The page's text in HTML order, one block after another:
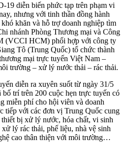
diễn biến phức tạp trên phạm vi
nhưng với tinh thần đồng hành
khăn và hỗ trợ doanh nghiệp tìm
nhánh Phòng Thương mại và Công
(VCCI HCM) phối hợp với công ty
Tô (Trung Quốc) tổ chức thành
mại trực tuyến Việt Nam –
trường – xử lý nước thải – rác thải.
diễn ra xuyên suốt từ ngày 31/5
trí trên 200 cuộc hẹn trực tuyến có
miễn phí cho hội viên và doanh
tiếp với các đơn vị Trung Quốc cung
thiết bị xử lý nước, hóa chất, vi sinh
lý rác thải, phế liệu, nhà vệ sinh
cao thân thiện với môi trường…